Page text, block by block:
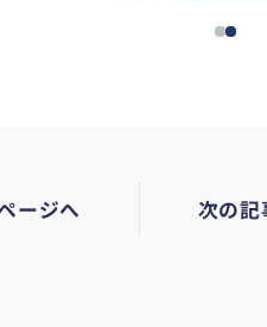
ージへ 次の記